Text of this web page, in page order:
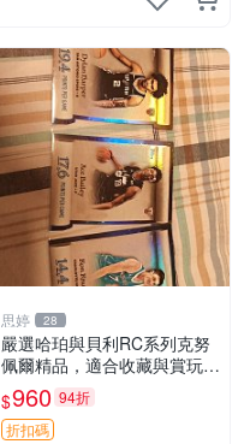
思婷 28
嚴選哈珀與貝利RC系列克努
佩爾精品，適合收藏與賞玩 R
C 玩具 陶瓷
$960 94折
折扣碼